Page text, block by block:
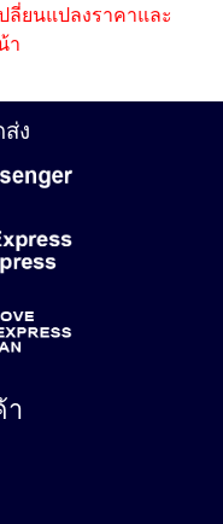
ลี่ยนแปลงราคาและ
า
ง
า